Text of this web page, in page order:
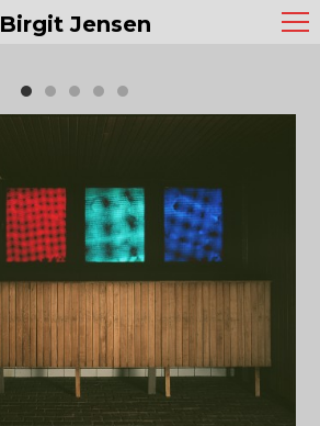
Birgit Jensen